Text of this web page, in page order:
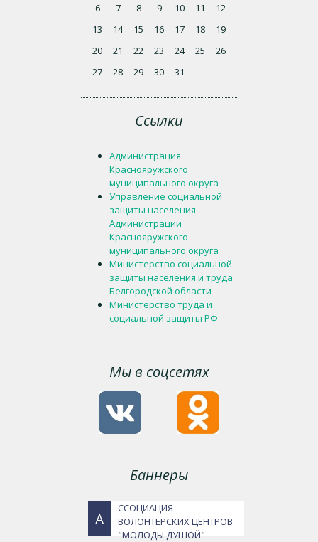
6
7 8 9 10 11
12
13
14 15 16 17 18
19
20
21 22 23 24 25
26
27
28 29 30 31
Ссылки
Администрация
Краснояружского
муниципального округа
Управление социальной
защиты населения
Администрации
Краснояружского
муниципального округа
Министерство социальной
защиты населения и труда
Белгородской области
Министерство труда и
социальной защиты РФ
Мы в соцсетях
Баннеры
А
ССОЦИАЦИЯ
ВОЛОНТЕРСКИХ ЦЕНТРОВ
"МОЛОДЫ ДУШОЙ"